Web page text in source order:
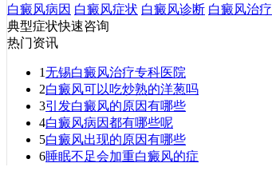
白癜风病因 白癜风症状 白癜风诊断 白癜风治疗
典型症状快速咨询
热门资讯
1无锡白癜风治疗专科医院
2白癜风可以吃炒熟的洋葱吗
3引发白癜风的原因有哪些
4白癜风病因都有哪些呢
5白癜风出现的原因有哪些
6睡眠不足会加重白癜风的症